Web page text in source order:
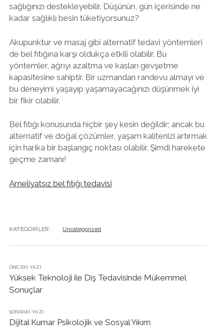
sağlığınızı destekleyebilir. Düşünün, gün içerisinde ne
kadar sağlıklı besin tüketiyorsunuz?
Akupunktur ve masaj gibi alternatif tedavi yöntemleri
de bel fıtığına karşı oldukça etkili olabilir. Bu
yöntemler, ağrıyı azaltma ve kasları gevşetme
kapasitesine sahiptir. Bir uzmandan randevu almayı ve
bu deneyimi yaşayıp yaşamayacağınızı düşünmek iyi
bir fikir olabilir.
Bel fıtığı konusunda hiçbir şey kesin değildir; ancak bu
alternatif ve doğal çözümler, yaşam kalitenizi artırmak
için harika bir başlangıç noktası olabilir. Şimdi harekete
geçme zamanı!
Ameliyatsız bel fıtığı tedavisi
KATEGORILER: Uncategorized
ÖNCEKI YAZI
Yüksek Teknoloji ile Diş Tedavisinde Mükemmel
Sonuçlar
SONRAKI YAZI
Dijital Kumar Psikolojik ve Sosyal Yıkım